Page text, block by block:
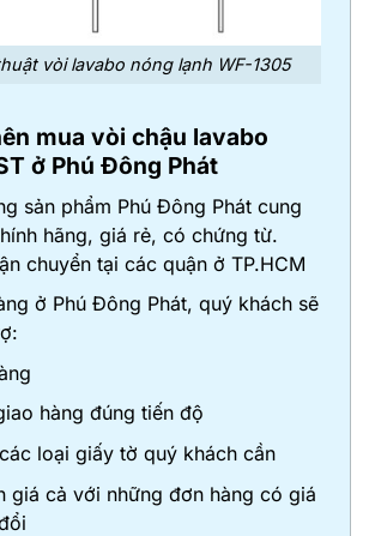
vòi lavabo nóng lạnh WF-1305
mua vòi chậu lavabo
ở Phú Đông Phát
sản phẩm Phú Đông Phát cung
hãng, giá rẻ, có chứng từ.
chuyển tại các quận ở TP.HCM
ở Phú Đông Phát, quý khách sẽ
hàng đúng tiến độ
loại giấy tờ quý khách cần
giá cả với những đơn hàng có giá